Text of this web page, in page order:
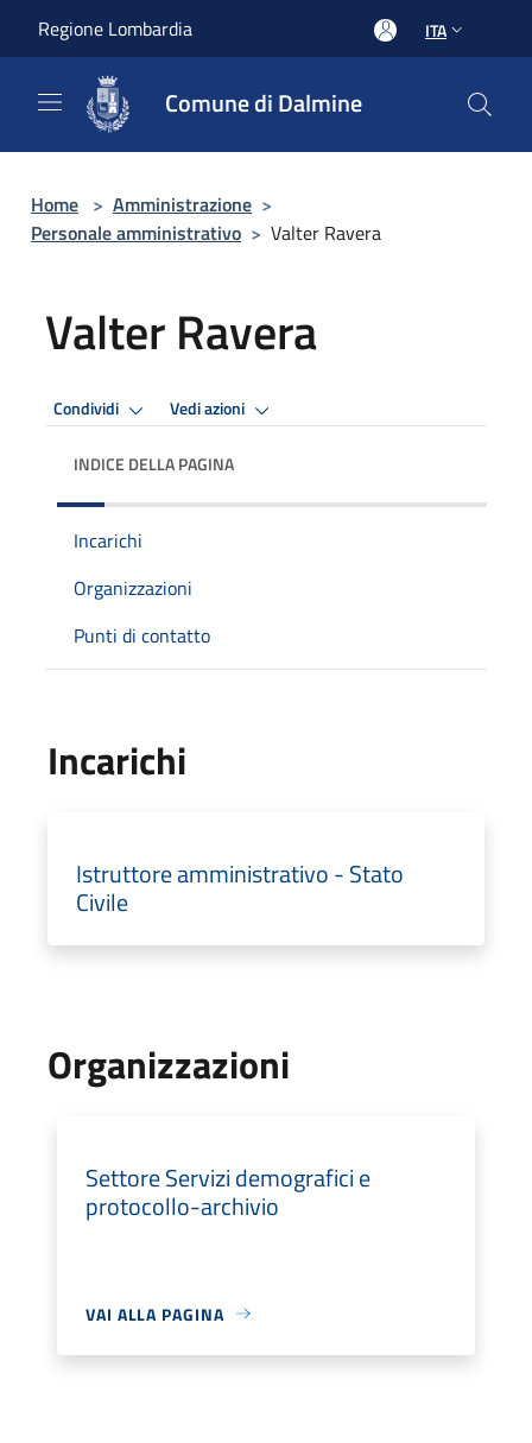
Regione Lombardia ITA
Comune di Dalmine
Home > Amministrazione >
Personale amministrativo > Valter Ravera
Valter Ravera
Condividi Vedi azioni
INDICE DELLA PAGINA
Incarichi
Organizzazioni
Punti di contatto
Incarichi
Istruttore amministrativo - Stato
Civile
Organizzazioni
Settore Servizi demografici e
protocollo-archivio
VAI ALLA PAGINA